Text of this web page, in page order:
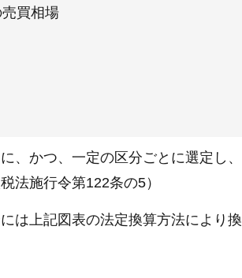
買相場
、かつ、一定の区分ごとに選定し
法施行令第122条の5）
は上記図表の法定換算方法により